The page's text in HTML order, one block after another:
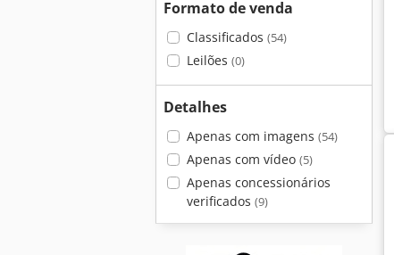
Formato de venda
Classificados (54)
Leilões (0)
Detalhes
Apenas com imagens (54)
Apenas com vídeo (5)
Apenas concessionários
verificados (9)